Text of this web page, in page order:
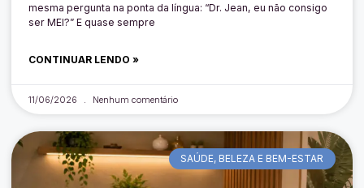
mesma pergunta na ponta da língua: “Dr. Jean, eu não consigo
ser MEI?” E quase sempre
CONTINUAR LENDO »
11/06/2026 Nenhum comentário
SAÚDE, BELEZA E BEM-ESTAR